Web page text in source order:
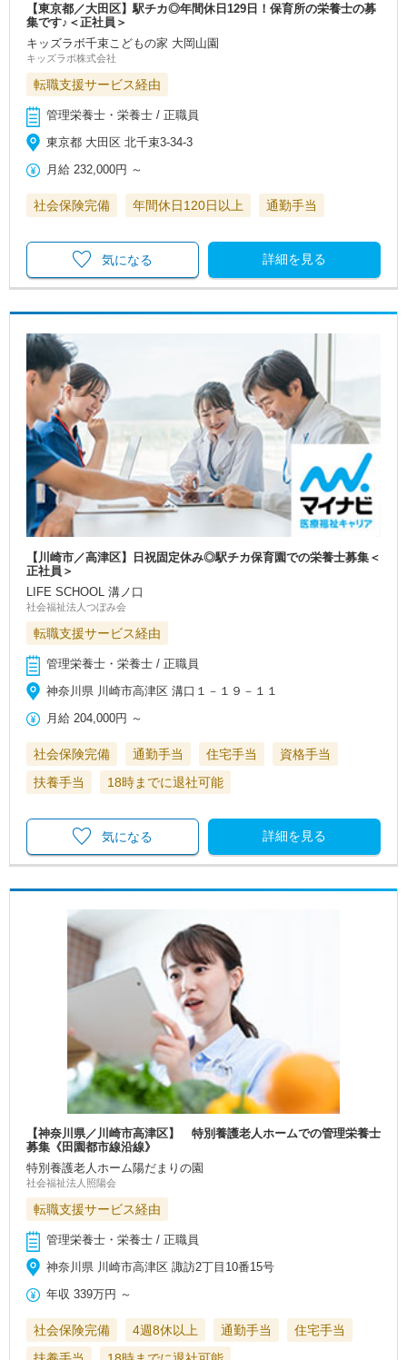
【東京都／大田区】駅チカ◎年間休日129日！保育所の栄養士の募
集です♪＜正社員＞
キッズラボ千束こどもの家 大岡山園
キッズラボ株式会社
転職支援サービス経由
管理栄養士・栄養士 / 正職員
東京都 大田区 北千束3-34-3
月給 232,000円 ～
社会保険完備 年間休日120日以上 通勤手当
詳細を見る
気になる
【川崎市／高津区】日祝固定休み◎駅チカ保育園での栄養士募集＜
正社員＞
LIFE SCHOOL 溝ノ口
社会福祉法人つぼみ会
転職支援サービス経由
管理栄養士・栄養士 / 正職員
神奈川県 川崎市高津区 溝口１－１９－１１
月給 204,000円 ～
社会保険完備 通勤手当 住宅手当
資格手当
扶養手当
18時までに退社可能
詳細を見る
気になる
【神奈川県／川崎市高津区】 特別養護老人ホームでの管理栄養士
募集《田園都市線沿線》
特別養護老人ホーム陽だまりの園
社会福祉法人照陽会
転職支援サービス経由
管理栄養士・栄養士 / 正職員
神奈川県 川崎市高津区 諏訪2丁目10番15号
年収 339万円 ～
社会保険完備 4週8休以上 通勤手当
住宅手当